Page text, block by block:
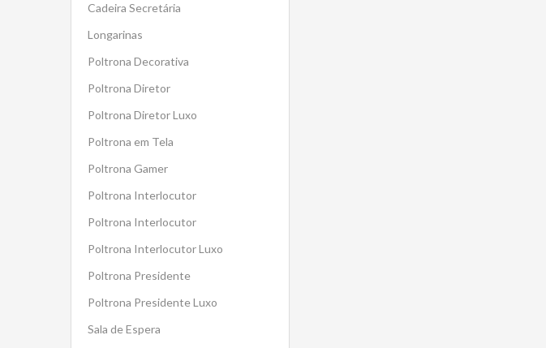
Cadeira Secretária
Longarinas
Poltrona Decorativa
Poltrona Diretor
Poltrona Diretor Luxo
Poltrona em Tela
Poltrona Gamer
Poltrona Interlocutor
Poltrona Interlocutor
Poltrona Interlocutor Luxo
Poltrona Presidente
Poltrona Presidente Luxo
Sala de Espera